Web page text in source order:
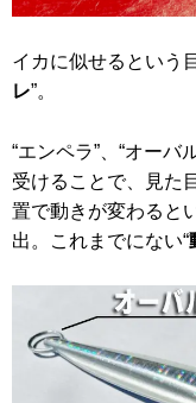
イカに似せるという
レ”。
“エンペラ”、“オーバ
受けることで、見た
置で動きが変わると
出。これまでにない“